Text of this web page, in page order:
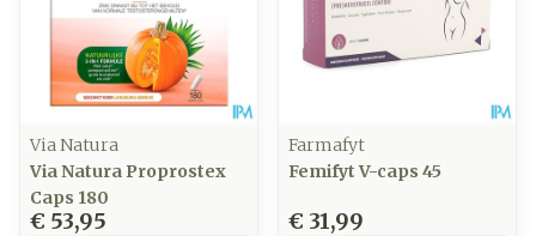
Via Natura
Via Natura Proprostex
Caps 180
€ 53,95
Farmafyt
Femifyt V-caps 45
€ 31,99